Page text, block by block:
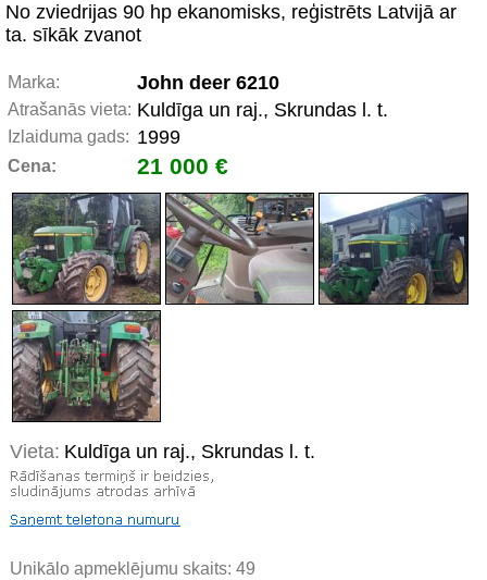
No zviedrijas 90 hp ekanomisks, reģistrēts Latvijā ar
ta. sīkāk zvanot
Marka: John deer 6210
Atrašanās vieta: Kuldīga un raj., Skrundas l. t.
Izlaiduma gads: 1999
Cena: 21 000 €
Vieta: Kuldīga un raj., Skrundas l. t.
Unikālo apmeklējumu skaits: 49